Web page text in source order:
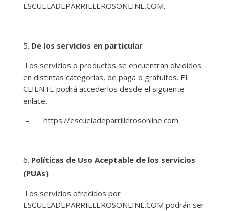
ESCUELADEPARRILLEROSONLINE.COM.
De los servicios en particular
Los servicios o productos se encuentran divididos
en distintas categorías, de paga o gratuitos. EL
CLIENTE podrá accederlos desde el siguiente
enlace.
– https://escueladeparrillerosonline.com
Políticas de Uso Aceptable de los servicios
(PUAs)
Los servicios ofrecidos por
ESCUELADEPARRILLEROSONLINE.COM podrán ser